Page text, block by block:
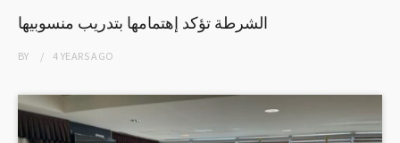
الشرطة تؤكد إهتمامها بتدريب منسوبيها
BY 4 YEARSAGO